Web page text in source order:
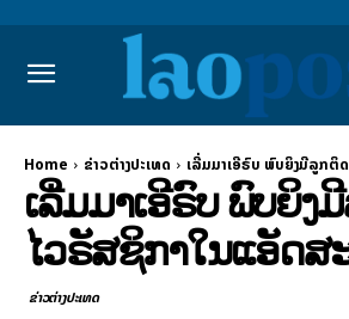
Home ຂ່າວຕ່າງປະເທດ ເລີ່ມມາເອີຣົບ ພົບຍິງມີລູກຕິ
ເລີ່ມມາເອີຣົບ ພົບຍິງ
ໄວຣັສຊິກາໃນແອັດສ
ຂ່າວຕ່າງປະເທດ